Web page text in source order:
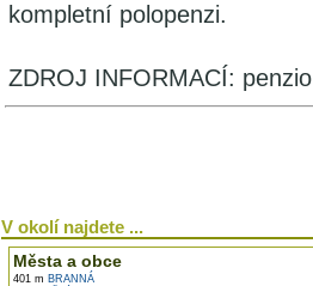
kompletní polopenzi.
ZDROJ INFORMACÍ:
V okolí najdete ...
Města a obce
401 m BRANNÁ